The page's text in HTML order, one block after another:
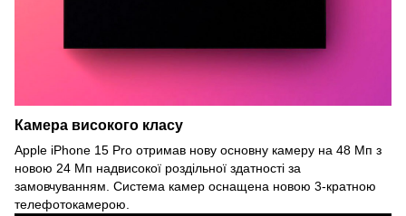
Камера високого класу
Apple iPhone 15 Pro отримав нову основну камеру на 48 Мп з
новою 24 Мп надвисокої роздільної здатності за
замовчуванням. Система камер оснащена новою 3-кратною
телефотокамерою.